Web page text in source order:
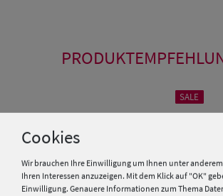
SALE
Cookies
Wir brauchen Ihre Einwilligung um Ihnen unter
Ihren Interessen anzuzeigen. Mit dem Klick auf "OK"
Einwilligung. Genauere Informationen zum Thema